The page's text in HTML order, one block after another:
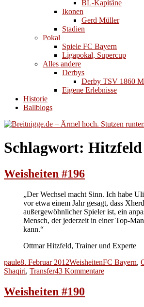
BL-Kapitäne
Ikonen
Gerd Müller
Stadien
Pokal
Spiele FC Bayern
Ligapokal, Supercup
Alles andere
Derbys
Derby TSV 1860
Eigene Erlebnisse
Historie
Ballblogs
Schlagwort: Hitzfeld
Weisheiten #196
„Der Wechsel macht Sinn. Ich habe
vor etwa einem Jahr gesagt, dass
außergewöhnlicher Spieler ist, ein
Mensch, der jederzeit in einer Top-
kann.“
Ottmar Hitzfeld, Trainer und Experte
Autor
pauleVeröffentlicht
am
8. Februar 2012Kategorien
WeisheitenSchlagwörter
FC Bayern,
Shaqiri, Transfer43 Kommentarezu
Weisheiten #190